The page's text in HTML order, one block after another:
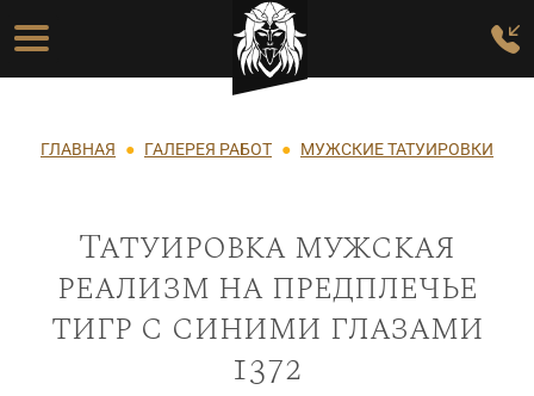
Перейти к основному содержанию
Основная навигация
Строка навигации
ГЛАВНАЯ ГАЛЕРЕЯ РАБОТ МУЖСКИЕ ТАТУИРОВКИ
Татуировка мужская
реализм на предплечье
тигр с синими глазами
1372